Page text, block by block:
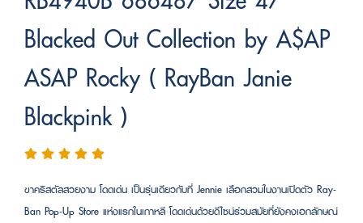
Blacked Out Collection by A$AP
ASAP Rocky ( RayBan Janie
Blackpink )
ขาคริสตัลสวยงาม โดดเด่น เป็นรุ่นเดียวกับที่ Jennie เลือกสวมในงานเปิดตัว Ray-
Ban Pop-Up Store แห่งแรกในเกาหลี โดดเด่นด้วยดีไซน์ร่วมสมัยที่ยังคงเอกลักษณ์